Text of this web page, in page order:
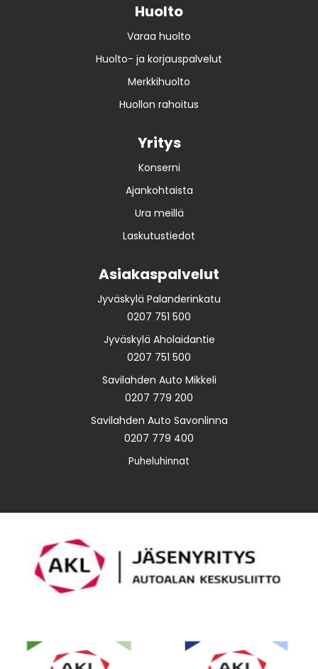
Huolto
Varaa huolto
Huolto- ja korjauspalvelut
Merkkihuolto
Huollon rahoitus
Yritys
Konserni
Ajankohtaista
Ura meillä
Laskutustiedot
Asiakaspalvelut
Jyväskylä Palanderinkatu
0207 751 500
Jyväskylä Aholaidantie
0207 751 500
Savilahden Auto Mikkeli
0207 779 200
Savilahden Auto Savonlinna
0207 779 400
Puheluhinnat